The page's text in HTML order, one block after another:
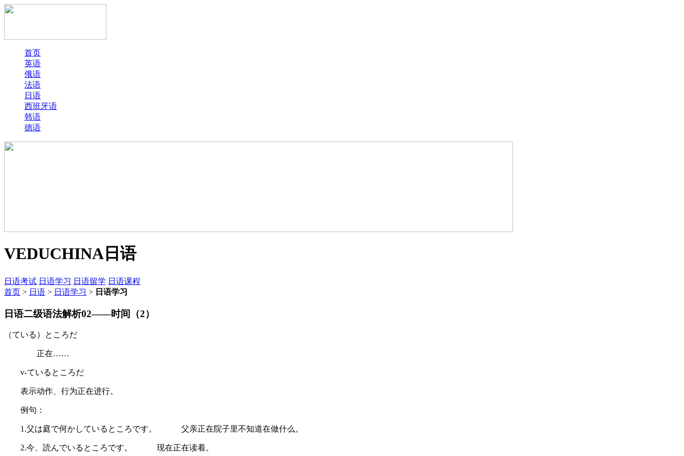
首页
英语
俄语
法语
日语
西班牙语
韩语
德语
VEDUCHINA 日语
日语考试 日语学习 日语留学 日语课程
首页 > 日语 > 日语学习 > 日语学习
日语二级语法解析02——时间（2）
（ている）ところだ
正在……
v-ているところだ
表示动作、行为正在进行。
例句：
1.父は庭で何かしているところです。 父亲正在院子里不知道在做什么。
2.今、読んでいるところです。 现在正在读着。